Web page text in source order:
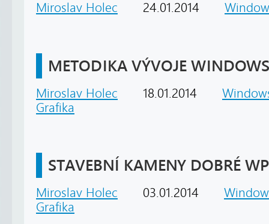
Miroslav Holec 24.01.2014
METODIKA VÝVOJE
Miroslav Holec 18.01.2014
Grafika
STAVEBNÍ KAMENY DOBRÉ
Miroslav Holec 03.01.2014
Grafika